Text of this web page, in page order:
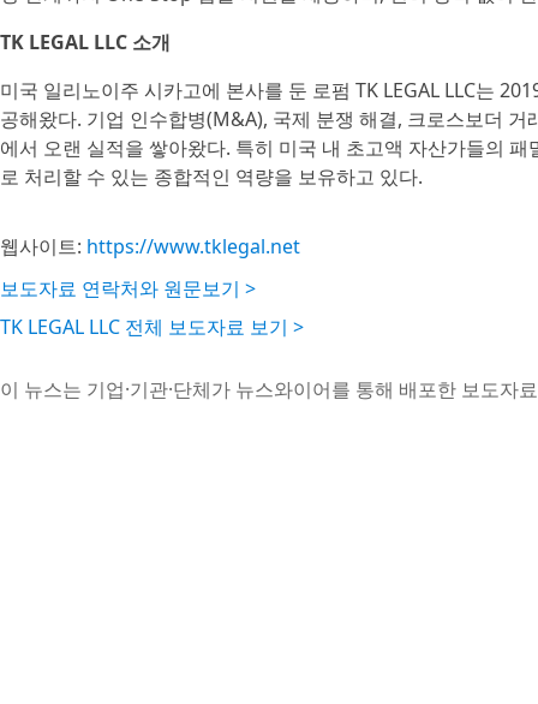
TK LEGAL LLC 소개
미국 일리노이주 시카고에 본사를 둔 로펌 TK LEGAL LLC는
공해왔다. 기업 인수합병(M&A), 국제 분쟁 해결, 크로스보더
에서 오랜 실적을 쌓아왔다. 특히 미국 내 초고액 자산가들의
로 처리할 수 있는 종합적인 역량을 보유하고 있다.
웹사이트: https://www.tklegal.net
보도자료 연락처와 원문보기 >
TK LEGAL LLC 전체 보도자료 보기 >
이 뉴스는 기업·기관·단체가 뉴스와이어를 통해 배포한 보도자